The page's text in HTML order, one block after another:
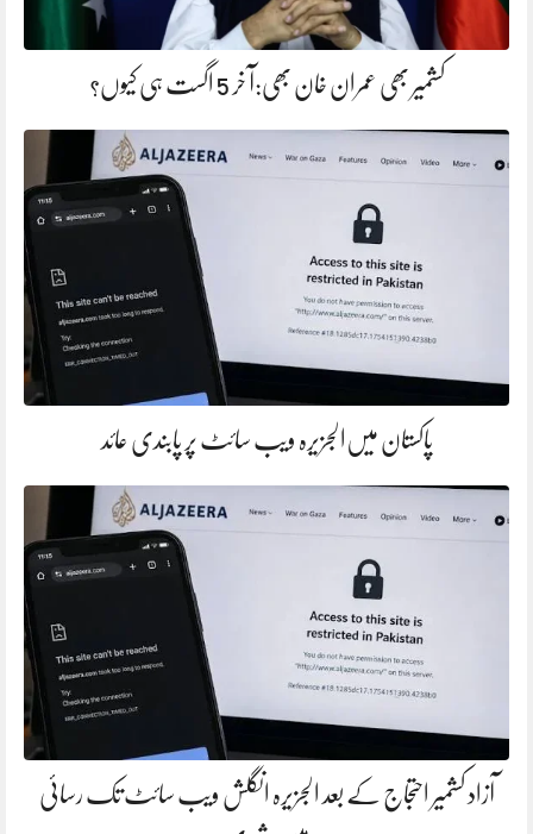
کشمیر بھی عمران خان بھی:آ خر 5 اگست ہی کیوں؟
پاکستان میں‌الجزیرہ ویب سائٹ پر پابندی عائد
آزاد کشمیر احتجاج کے بعد الجزیرہ انگلش ویب سائٹ تک رسائی